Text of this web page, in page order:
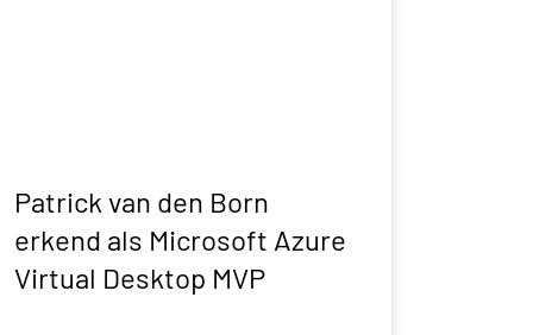
Patrick van den Born
erkend als Microsoft Azure
Virtual Desktop MVP